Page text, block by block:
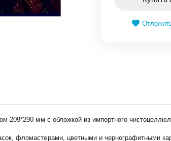
мм с обложкой из импортного
фломастерами, цветными и чернографитными